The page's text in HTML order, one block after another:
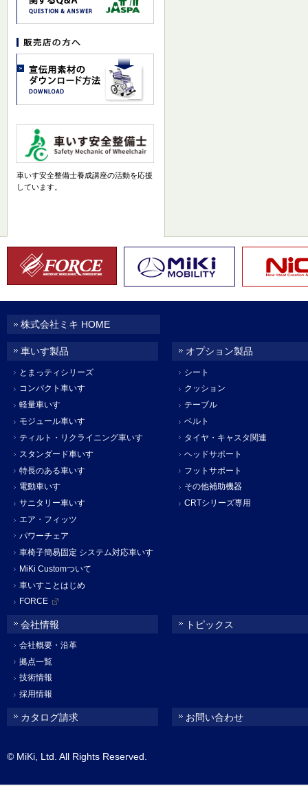
車いす安全整備士養成講座の活動を応援
しています。
株式会社ミキ HOME
車いす製品
とまっティシリーズ
コンパクト車いす
軽量車いす
モジュール車いす
ティルト・リクライニング車いす
スタンダード車いす
特長のある車いす
電動車いす
サニタリー車いす
エア・フィッツ
パワーチェア
車椅子簡易固定 システム対応車いす
MiKi Customついて
車いすことはじめ
FORCE
オプション製品
シート
クッション
テーブル
ベルト
タイヤ・キャスタ関連
ヘッドサポート
フットサポート
その他補助機器
CRTシリーズ専用
会社情報
会社概要・沿革
拠点一覧
技術情報
採用情報
トピックス
カタログ請求 お問い合わせ
© MiKi, Ltd. All Rights Reserved.